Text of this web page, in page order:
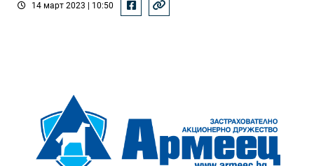
14 март 2023 | 10:50